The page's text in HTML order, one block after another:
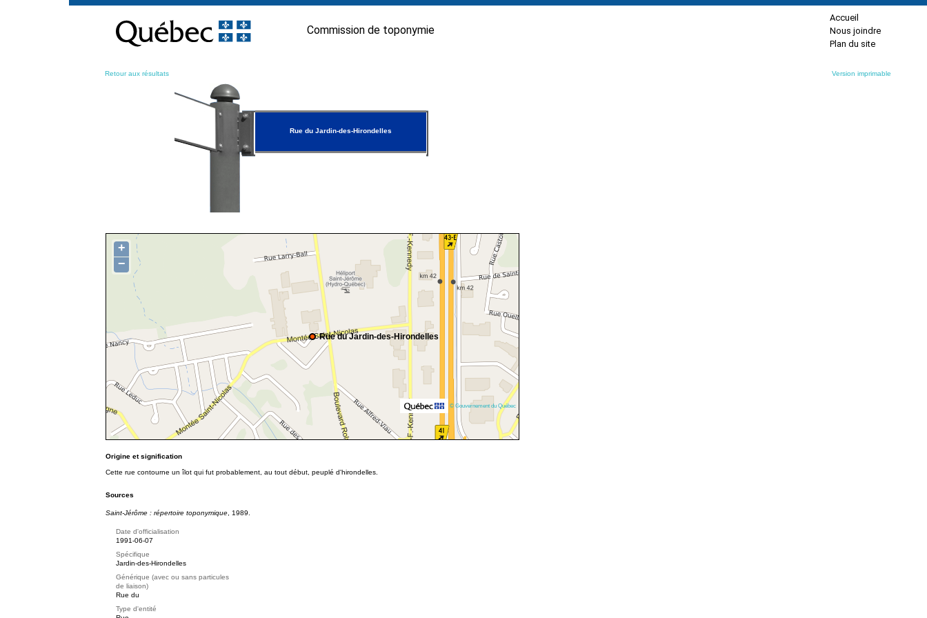
contenu
Commission de toponymie
Accueil
Nous joindre
Plan du site
Retour aux résultats Version imprimable
Rue du Jardin-des-Hirondelles
Rue du Jardin-des-Hirondelles
+
−
© Gouvernement du Québec
Origine et signification
Cette rue contourne un îlot qui fut probablement, au tout début, peuplé d'hirondelles.
Sources
Saint-Jérôme : répertoire toponymique , 1989.
Date d'officialisation
1991-06-07
Spécifique
Jardin-des-Hirondelles
Générique (avec ou sans particules
de liaison)
Rue du
Type d'entité